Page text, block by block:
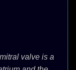
valve is a